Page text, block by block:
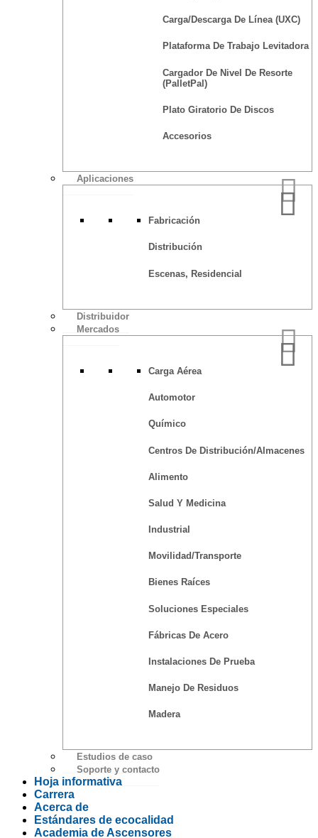
Carga/Descarga De Línea (UXC)
Plataforma De Trabajo Levitadora
Cargador De Nivel De Resorte
(PalletPal)
Plato Giratorio De Discos
Accesorios
Aplicaciones
Fabricación
Distribución
Escenas, Residencial
Distribuidor
Mercados
Carga Aérea
Automotor
Químico
Centros De Distribución/Almacenes
Alimento
Salud Y Medicina
Industrial
Movilidad/Transporte
Bienes Raíces
Soluciones Especiales
Fábricas De Acero
Instalaciones De Prueba
Manejo De Residuos
Madera
Estudios de caso
Soporte y contacto
Hoja informativa
Carrera
Acerca de
Estándares de ecocalidad
Academia de Ascensores